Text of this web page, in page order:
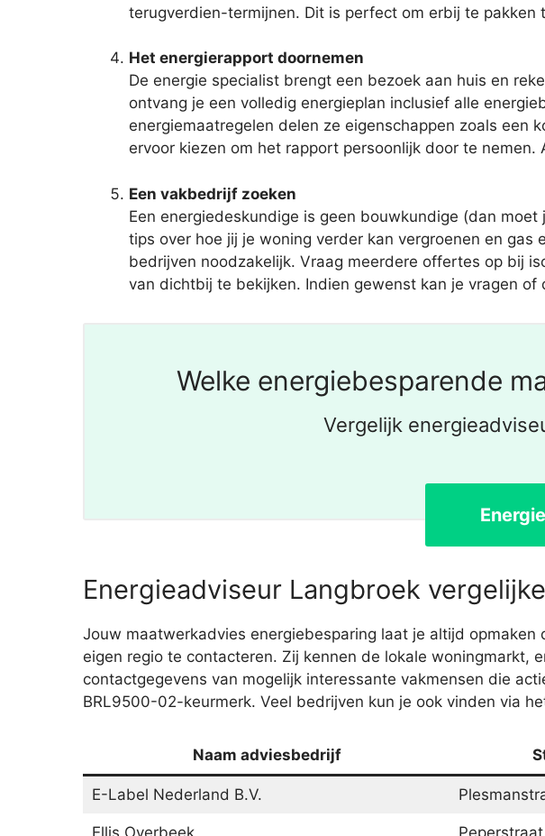
terugverdien-termijnen. Dit is perfect om erbij te
Het energierapport doornemen
De energie specialist brengt een bezoek aan huis en
ontvang je een volledig energieplan inclusief alle
energiemaatregelen delen ze eigenschappen zoals een
ervoor kiezen om het rapport persoonlijk door te
Een vakbedrijf zoeken
Een energiedeskundige is geen bouwkundige (dan
tips over hoe jij je woning verder kan vergroenen en
bedrijven noodzakelijk. Vraag meerdere offertes op bij
van dichtbij te bekijken. Indien gewenst kan je vragen
Welke energiebesparende
Vergelijk
Energieadviseur Langbroek
Jouw maatwerkadvies energiebesparing laat je altijd
eigen regio te contacteren. Zij kennen de lokale
contactgegevens van mogelijk interessante vakmensen die
BRL9500-02-keurmerk. Veel bedrijven kun je ook vinden via
Naam adviesbedrijf
E-Label Nederland B.V.